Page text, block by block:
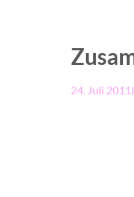
24. Juli 2011